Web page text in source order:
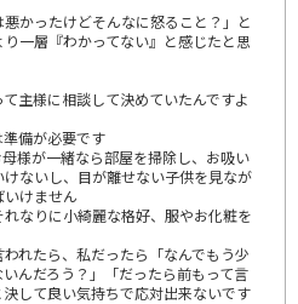
かったけどそんなに怒ること？」と
一層『わかってない』と感じたと思
主様に相談して決めていたんですよ
備が必要です
様が一緒なら部屋を掃除し、お吸い
ないし、目が離せない子供を見なが
いけません
なりに小綺麗な格好、服やお化粧を
れたら、私だったら「なんでもう少
んだろう？」「だったら前もって言
して良い気持ちで応対出来ないです